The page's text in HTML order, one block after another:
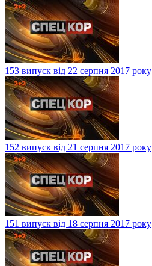
153 випуск від 22 серпня 2017 року
152 випуск від 21 серпня 2017 року
151 випуск від 18 серпня 2017 року